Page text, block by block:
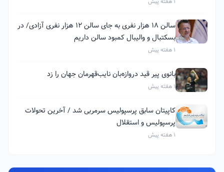
سالن ۱۸ هزار نفری به جای سالن ۱۲ هزار نفری آزادی/ در
بسکتبال و والیبال کمبود سالن داریم
1 هفته پیش
بانوی پیر قید دروازه‌بان نایب‌قهرمان جهان را زد
1 هفته پیش
کاپیتان سابق پرسپولیس سرمربی شد / آخرین تحولات
پرسپولیس و استقلال
1 هفته پیش